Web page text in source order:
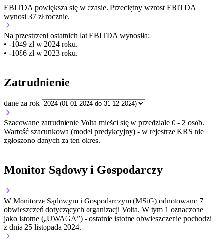
EBITDA powiększa się w czasie. Przeciętny wzrost EBITDA
wynosi 37 zł rocznie.
Na przestrzeni ostatnich lat EBITDA wynosiła:
• -1049 zł w 2024 roku.
• -1086 zł w 2023 roku.
Zatrudnienie
dane za rok
Szacowane zatrudnienie Volta mieści się w przedziale 0 - 2 osób.
Wartość szacunkowa (model predykcyjny) - w rejestrze KRS nie
zgłoszono danych za ten okres.
Monitor Sądowy i Gospodarczy
W Monitorze Sądowym i Gospodarczym (MSiG) odnotowano 7
obwieszczeń dotyczących organizacji Volta. W tym 1 oznaczone
jako istotne („UWAGA”) - ostatnie istotne obwieszczenie pochodzi
z dnia 25 listopada 2024.